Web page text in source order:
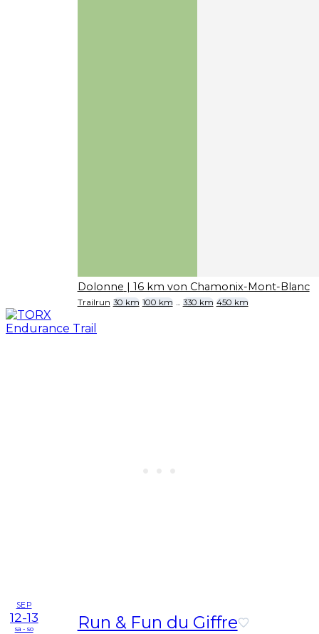
Dolonne | 16 km von Chamonix-Mont-Blanc
Trailrun 30 km 100 km ... 330 km 450 km
SEP
12-13
sa - so Run & Fun du Giffre